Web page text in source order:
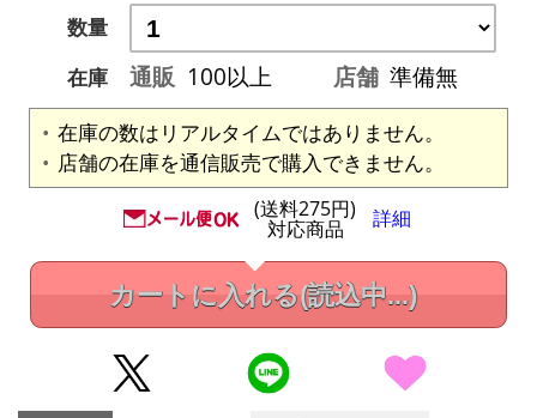
数量
在庫
通販 100以上 店舗 準備無
在庫の数はリアルタイムではありません。
店舗の在庫を通信販売で購入できません。
(送料275円)
対応商品 詳細
カートに入れる(読込中...)